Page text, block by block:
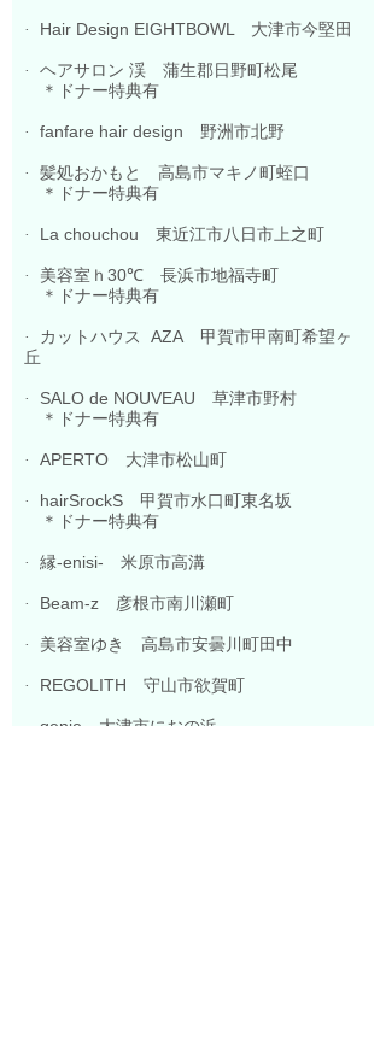
· Hair Design EIGHTBOWL大津市今堅田
· ヘアサロン 渓 蒲生郡日野町松尾
＊ドナー特典有
· fanfare hair design 野洲市北野
· 髪処おかもと
高島市マキノ町蛭口
＊ドナー特典有
· La chouchou 東近江市八日市上之町
· 美容室ｈ 30℃ 長浜市地福寺町
＊ドナー特典有
· カットハウス AZA 甲賀市甲南町希望ヶ
丘
· SALO de NOUVEAU 草津市野村
＊ドナー特典有
· APERTO 大津市松山町
· hairSrockS 甲賀市水口町東名坂
＊ドナー特典有
· 縁-enisi- 米原市高溝
· Beam-z 彦根市南川瀬町
· 美容室ゆき 高島市安曇川町田中
· REGOLITH 守山市欲賀町
genie 大津市におの浜